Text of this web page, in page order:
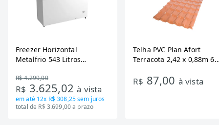
Freezer Horizontal
Metalfrio 543 Litros
Tecnologia Inverter, Branco,
Bivolt
R$ 4.299,00
R$ 3.625,02à vista
em até 12x R$ 308,25sem juros
total de R$ 3.699,00 a prazo
Telha PVC Plan Afort
Terracota 2,42 x 0,88m 6
R$ 87,00 à vista